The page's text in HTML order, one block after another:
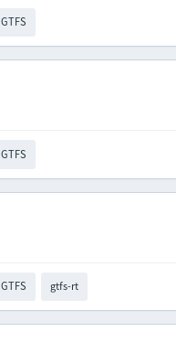
GTFS
GTFS
GTFS gtfs-rt